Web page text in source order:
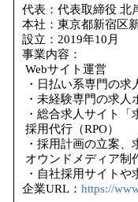
代表：代表取締役 北
本社：東京都新宿区
設立：2019年10月
事業内容：
Webサイト運営
・日払い系専門の
・未経験専門の求
・総合求人サイト「
採用代行（RPO）
・採用計画の立案
オウンドメディア制
・自社採用サイト
企業URL： https://